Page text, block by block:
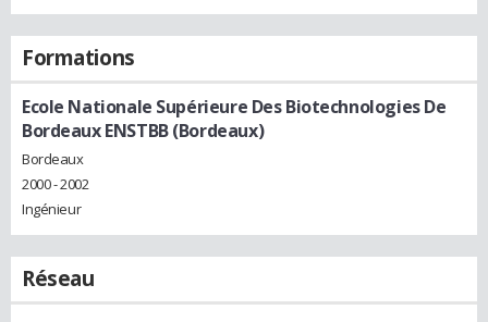
Formations
Ecole Nationale Supérieure Des Biotechnologies De
Bordeaux ENSTBB (Bordeaux)
Bordeaux
2000 - 2002
Ingénieur
Réseau